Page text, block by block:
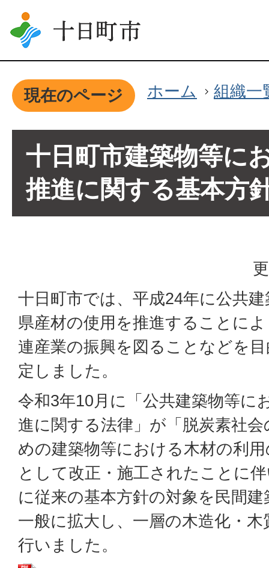
現在のページ ホーム 組織一
十日町市建築物等に
推進に関する基本方
十日町市では、平成24年に公共
県産材の使用を推進することに
連産業の振興を図ることなどを
定しました。
令和3年10月に「公共建築物等に
進に関する法律」が「脱炭素社
めの建築物等における木材の利
として改正・施工されたことに
に従来の基本方針の対象を民間
一般に拡大し、一層の木造化・
行いました。